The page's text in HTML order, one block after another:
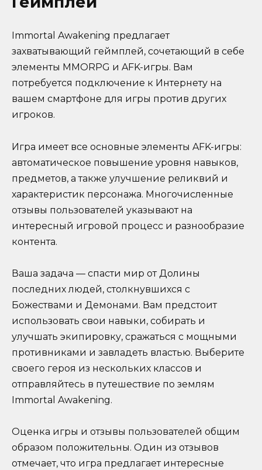
Immortal Awakening предлагает
захватывающий геймплей, сочетающий в себе
элементы MMORPG и AFK-игры. Вам
потребуется подключение к Интернету на
вашем смартфоне для игры против других
игроков.
Игра имеет все основные элементы AFK-игры:
автоматическое повышение уровня навыков,
предметов, а также улучшение реликвий и
характеристик персонажа. Многочисленные
отзывы пользователей указывают на
интересный игровой процесс и разнообразие
контента.
Ваша задача — спасти мир от Долины
последних людей, столкнувшихся с
Божествами и Демонами. Вам предстоит
использовать свои навыки, собирать и
улучшать экипировку, сражаться с мощными
противниками и завладеть властью. Выберите
своего героя из нескольких классов и
отправляйтесь в путешествие по землям
Immortal Awakening.
Оценка игры и отзывы пользователей общим
образом положительны. Один из отзывов
отмечает, что игра предлагает интересные